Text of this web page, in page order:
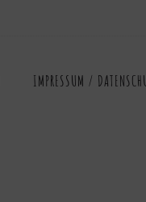
IMPRESSUM /